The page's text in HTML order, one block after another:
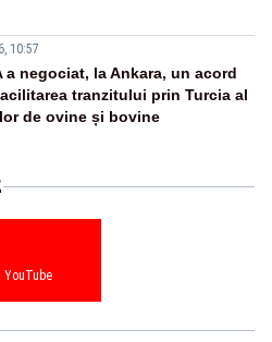
10:57
a negociat, la Ankara, un acord
tranzitului prin Turcia al
de ovine și bovine
YouTube